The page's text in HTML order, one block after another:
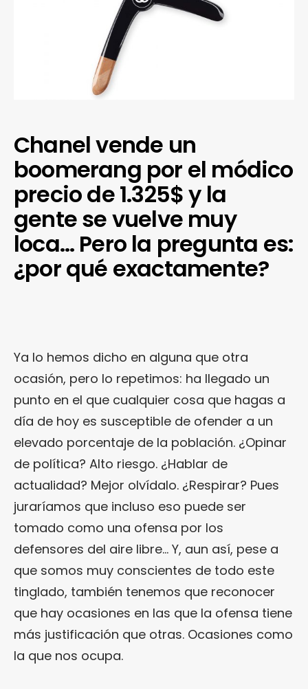
Chanel vende un
boomerang por el módico
precio de 1.325$ y la
gente se vuelve muy
loca… Pero la pregunta es:
¿por qué exactamente?
Ya lo hemos dicho en alguna que otra
ocasión, pero lo repetimos: ha llegado un
punto en el que cualquier cosa que hagas a
día de hoy es susceptible de ofender a un
elevado porcentaje de la población. ¿Opinar
de política? Alto riesgo. ¿Hablar de
actualidad? Mejor olvídalo. ¿Respirar? Pues
juraríamos que incluso eso puede ser
tomado como una ofensa por los
defensores del aire libre… Y, aun así, pese a
que somos muy conscientes de todo este
tinglado, también tenemos que reconocer
que hay ocasiones en las que la ofensa tiene
más justificación que otras. Ocasiones como
la que nos ocupa.